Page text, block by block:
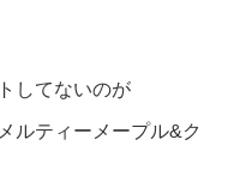
してないのが
ルティーメープル&ク